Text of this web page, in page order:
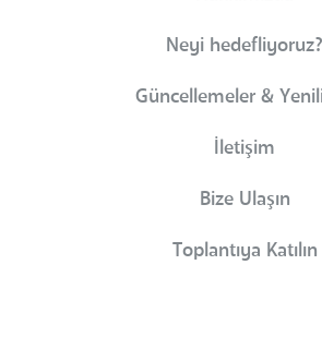
Neyi hedefliyoruz?
Güncellemeler &
İletişim
Bize Ulaşın
Toplantıya Katılın